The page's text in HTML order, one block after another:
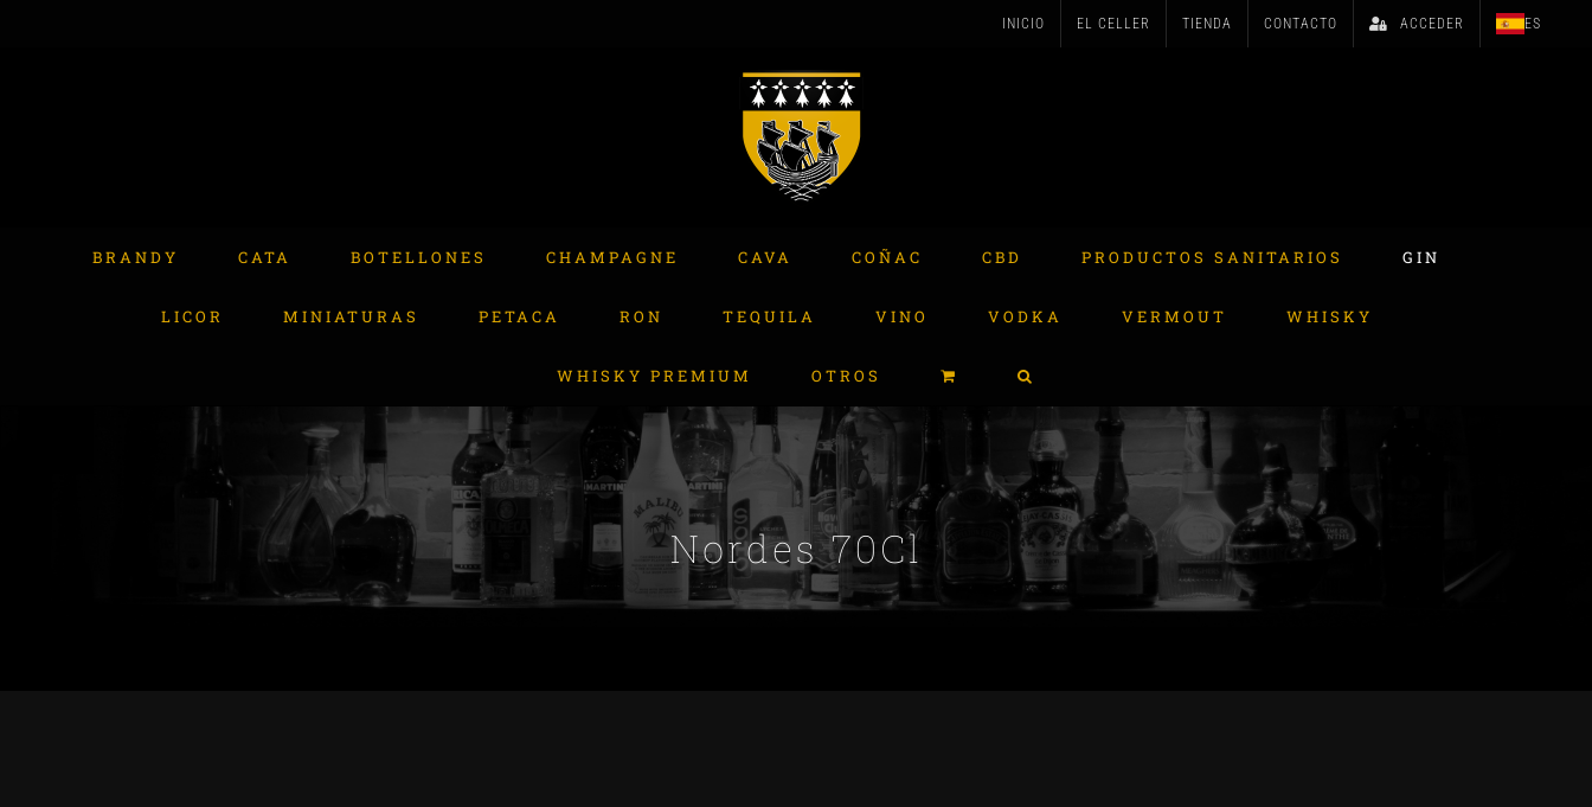
INICIO EL CELLER TIENDA CONTACTO ACCEDER ES
BRANDY CATA BOTELLONES CHAMPAGNE CAVA COÑAC CBD PRODUCTOS SANITARIOS GIN
LICOR MINIATURAS PETACA RON TEQUILA VINO VODKA VERMOUT WHISKY
WHISKY PREMIUM OTROS
Nordes 70Cl